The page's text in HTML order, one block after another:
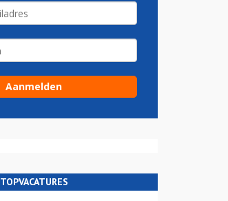
TOPVACATURES